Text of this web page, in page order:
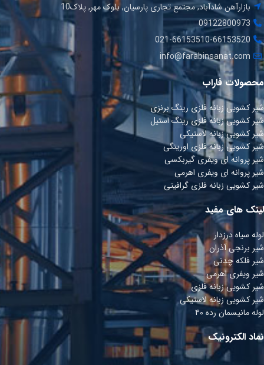
بازارآهن شادآباد, مجتمع تجاری پارسیان, بلوک مهر, پلاک10
محصولات فاراب
شیر کشویی زبانه فلزی رینگ برنزی
شیر کشویی زبانه فلزی رینگ استیل
شیر کشویی زبانه لاستیکی
شیر کشویی زبانه فلزی اورینگی
شیر پروانه ای ویفری گیربکسی
شیر پروانه ای ویفری اھرمی
شیر کشویی زبانه فلزی گرافیتی
لینک های مفید
لوله سیاه درزدار
شیر برنجی آذران
شیر فلکه چدنی
شیر ویفری اهرمی
شیر کشویی زبانه فلزی
شیر کشویی زبانه لاستیکی
لوله مانیسمان رده ۴۰
نماد الکترونیک